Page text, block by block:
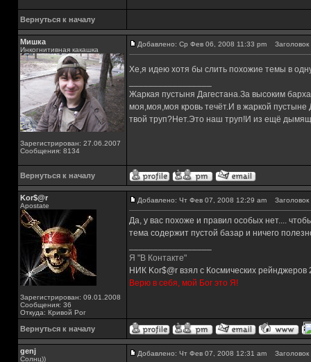
Вернуться к началу
Мишка
Инкогнитивная какашка
Зарегистрирован: 27.06.2007
Сообщения: 8134
Добавлено: Ср Фев 06, 2008 11:33 pm
Хе,я идею хотя бы слить похожие темы в
Жаркая пустыня Дагестана.За высоким
моя,моя,моя кровь течёт.И в жаркой
твой труп?Нет.Это наш труп!И из ещё
Вернуться к началу
Kor$@r
Apostate
Зарегистрирован: 09.01.2008
Сообщения: 36
Откуда: Кривой Рог
Добавлено: Чт Фев 07, 2008 12:29 am
Да, у вас похоже и правил особых нет....
тема содержит пустой базар и ничего
Я "В Контакте"
НИК Kor$@r взял с Космических рейнджеров
Верю в себя, мой Бог это Я!
Вернуться к началу
genj
Солнц))
Добавлено: Чт Фев 07, 2008 12:31 am